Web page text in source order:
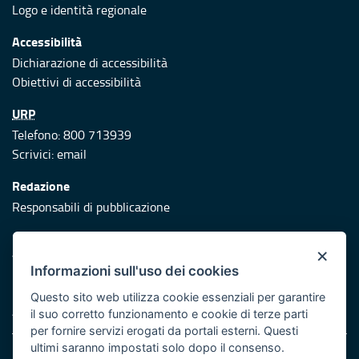
Logo e identità regionale
Accessibilità
Dichiarazione di accessibilità
Obiettivi di accessibilità
URP
Telefono: 800 713939
Scrivici:email
Redazione
Responsabili di pubblicazione
Protezione civile
Vai al sito di Protezione Civile Puglia
Iniziativa finanziata con risorse del POR Puglia 2014/2020 -
Asse XI
×
Informazioni sull'uso dei cookies
Questo sito web utilizza cookie essenziali per garantire
il suo corretto funzionamento e cookie di terze parti
per fornire servizi erogati da portali esterni. Questi
ultimi saranno impostati solo dopo il consenso.